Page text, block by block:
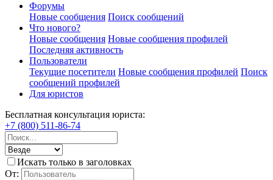
Форумы
Новые сообщения Поиск сообщений
Что нового?
Новые сообщения Новые сообщения профилей
Последняя активность
Пользователи
Текущие посетители Новые сообщения профилей Поиск
сообщений профилей
Для юристов
Бесплатная консультация юриста:
+7 (800) 511-86-74
Искать только в заголовках
От: